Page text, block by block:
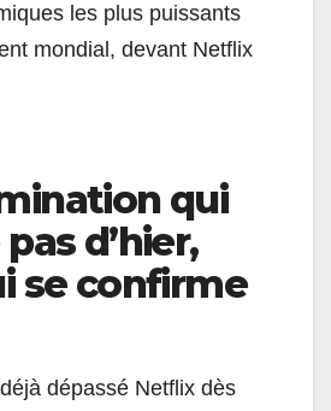
les plus puissants
mondial, devant Netflix
qui
d’hier,
se confirme
dépassé Netflix dès